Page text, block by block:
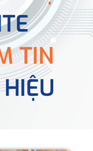
TIN